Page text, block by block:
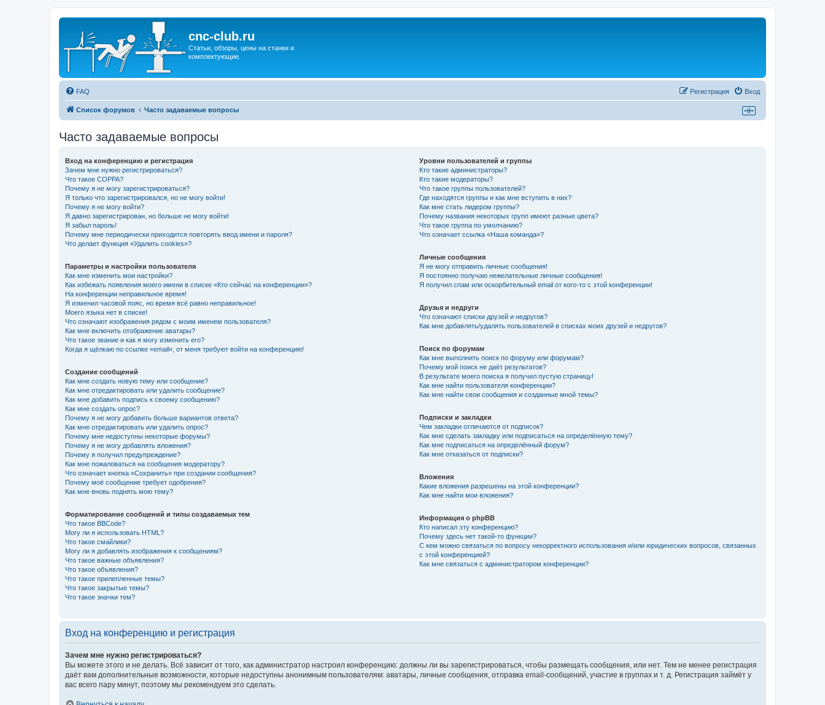
cnc-club.ru
Статьи, обзоры, цены на станки и
комплектующие.
FAQ Вход
Регистрация
Список форумов Часто задаваемые вопросы
Часто задаваемые вопросы
Вход на конференцию и регистрация
Зачем мне нужно регистрироваться?
Что такое COPPA?
Почему я не могу зарегистрироваться?
Я только что зарегистрировался, но не могу войти!
Почему я не могу войти?
Я давно зарегистрирован, но больше не могу войти!
Я забыл пароль!
Почему мне периодически приходится повторять ввод имени и пароля?
Что делает функция «Удалить cookies»?
Параметры и настройки пользователя
Как мне изменить мои настройки?
Как избежать появления моего имени в списке «Кто сейчас на конференции»?
На конференции неправильное время!
Я изменил часовой пояс, но время всё равно неправильное!
Моего языка нет в списке!
Что означают изображения рядом с моим именем пользователя?
Как мне включить отображение аватары?
Что такое звание и как я могу изменить его?
Когда я щёлкаю по ссылке «email», от меня требуют войти на конференцию!
Создание сообщений
Как мне создать новую тему или сообщение?
Как мне отредактировать или удалить сообщение?
Как мне добавить подпись к своему сообщению?
Как мне создать опрос?
Почему я не могу добавить больше вариантов ответа?
Как мне отредактировать или удалить опрос?
Почему мне недоступны некоторые форумы?
Почему я не могу добавлять вложения?
Почему я получил предупреждение?
Как мне пожаловаться на сообщения модератору?
Что означает кнопка «Сохранить» при создании сообщения?
Почему моё сообщение требует одобрения?
Как мне вновь поднять мою тему?
Форматирование сообщений и типы создаваемых тем
Что такое BBCode?
Могу ли я использовать HTML?
Что такое смайлики?
Могу ли я добавлять изображения к сообщениям?
Что такое важные объявления?
Что такое объявления?
Что такое прилепленные темы?
Что такое закрытые темы?
Что такое значки тем?
Уровни пользователей и группы
Кто такие администраторы?
Кто такие модераторы?
Что такое группы пользователей?
Где находятся группы и как мне вступить в них?
Как мне стать лидером группы?
Почему названия некоторых групп имеют разные цвета?
Что такое группа по умолчанию?
Что означает ссылка «Наша команда»?
Личные сообщения
Я не могу отправить личные сообщения!
Я постоянно получаю нежелательные личные сообщения!
Я получил спам или оскорбительный email от кого-то с этой конференции!
Друзья и недруги
Что означают списки друзей и недругов?
Как мне добавлять/удалять пользователей в списках моих друзей и недругов?
Поиск по форумам
Как мне выполнить поиск по форуму или форумам?
Почему мой поиск не даёт результатов?
В результате моего поиска я получил пустую страницу!
Как мне найти пользователя конференции?
Как мне найти свои сообщения и созданные мной темы?
Подписки и закладки
Чем закладки отличаются от подписок?
Как мне сделать закладку или подписаться на определённую тему?
Как мне подписаться на определённый форум?
Как мне отказаться от подписки?
Вложения
Какие вложения разрешены на этой конференции?
Как мне найти мои вложения?
Информация о phpBB
Кто написал эту конференцию?
Почему здесь нет такой-то функции?
С кем можно связаться по вопросу некорректного использования и/или юридических вопросов, связанных
с этой конференцией?
Как мне связаться с администратором конференции?
Вход на конференцию и регистрация
Зачем мне нужно регистрироваться?
Вы можете этого и не делать. Всё зависит от того, как администратор настроил конференцию: должны ли вы зарегистрироваться, чтобы размещать сообщения, или нет. Тем не менее регистрация
даёт вам дополнительные возможности, которые недоступны анонимным пользователям: аватары, личные сообщения, отправка email-сообщений, участие в группах и т. д. Регистрация займёт у
вас всего пару минут, поэтому мы рекомендуем это сделать.